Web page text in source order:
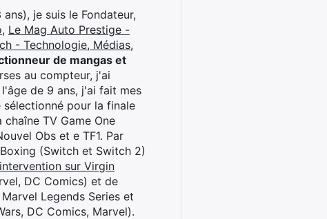
je suis le Fondateur,
, Le Mag Auto Prestige -
- Technologie, Médias,
de mangas et
au compteur, j'ai
de 9 ans, j'ai fait mes
pour la finale
TV Game One
Obs et e TF1. Par
(Switch et Switch 2)
sur Virgin
DC Comics) et de
Legends Series et
DC Comics, Marvel).